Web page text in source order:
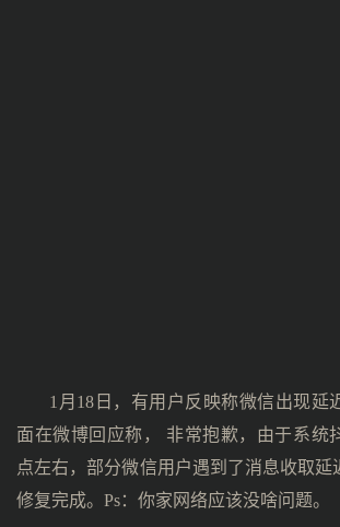
1月18日，有用户反映称微信出现延
面在微博回应称， 非常抱歉，由于系统
点左右，部分微信用户遇到了消息收取延
修复完成。Ps：你家网络应该没啥问题。